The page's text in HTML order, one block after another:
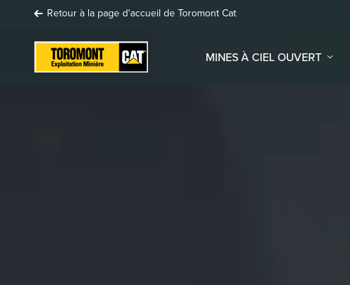
Retour à la page d'accueil de Toromont Cat
MINES À CIEL OUVERT